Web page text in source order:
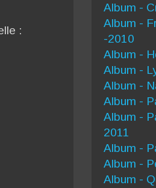
:
Album -
Album -
-2010
Album -
Album -
Album -
Album -
Album -
2011
Album -
Album -
Album -